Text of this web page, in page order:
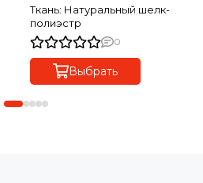
Ткань: Натуральный шелк-
полиэстр
0
Выбрать